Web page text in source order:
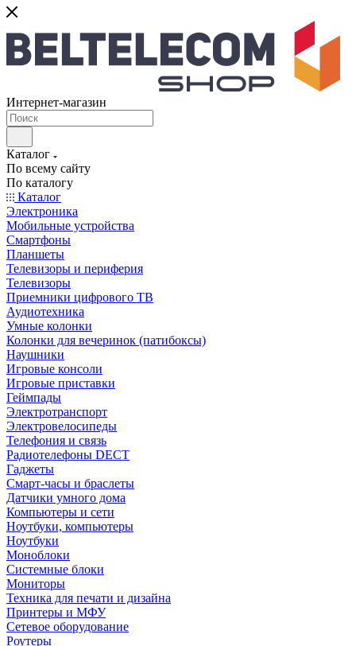
Интернет-магазин
Каталог
По всему сайту
По каталогу
Каталог
Электроника
Мобильные устройства
Смартфоны
Планшеты
Телевизоры и периферия
Телевизоры
Приемники цифрового ТВ
Аудиотехника
Умные колонки
Колонки для вечеринок (патибоксы)
Наушники
Игровые консоли
Игровые приставки
Геймпады
Электротранспорт
Электровелосипеды
Телефония и связь
Радиотелефоны DECT
Гаджеты
Смарт-часы и браслеты
Датчики умного дома
Компьютеры и сети
Ноутбуки, компьютеры
Ноутбуки
Моноблоки
Системные блоки
Мониторы
Техника для печати и дизайна
Принтеры и МФУ
Сетевое оборудование
Роутеры